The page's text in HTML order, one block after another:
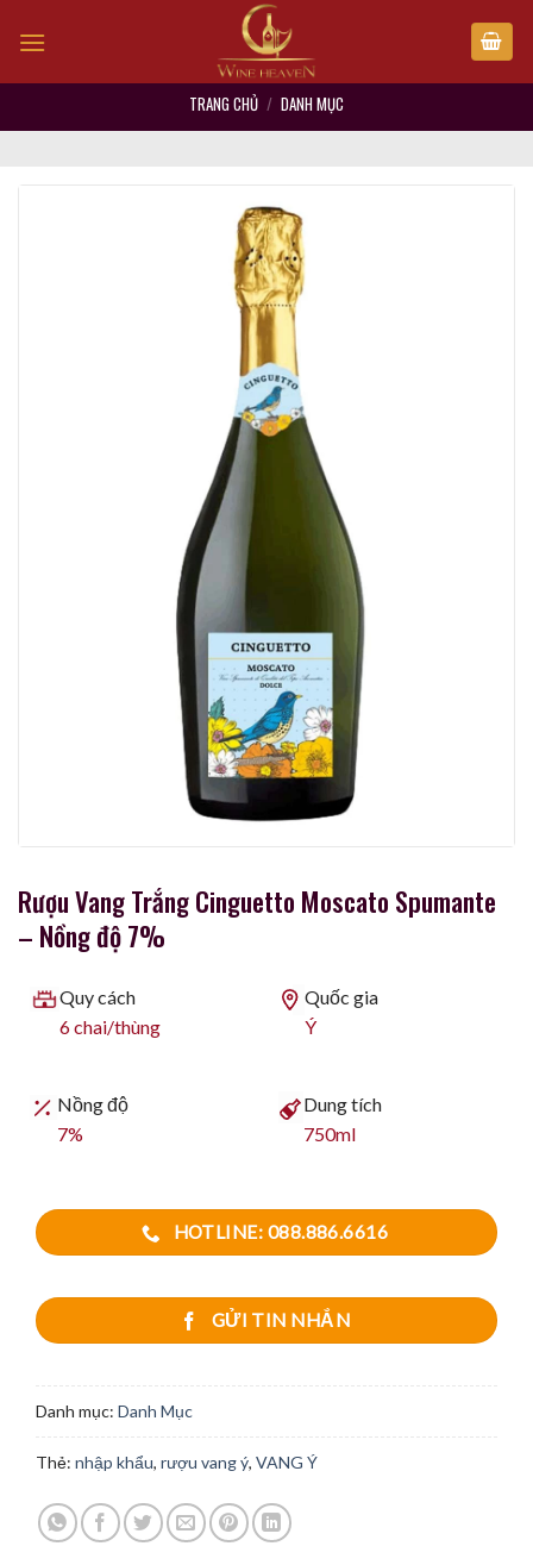
TRANG CHỦ / DANH MỤC
Rượu Vang Trắng Cinguetto Moscato Spumante
– Nồng độ 7%
Quy cách
6 chai/thùng
Quốc gia
Ý
Nồng độ
7%
Dung tích
750ml
HOTLINE: 088.886.6616
GỬI TIN NHẮN
Danh mục: Danh Mục
Thẻ: nhập khẩu, rượu vang ý, VANG Ý